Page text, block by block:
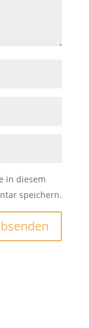
in diesem
speichern.